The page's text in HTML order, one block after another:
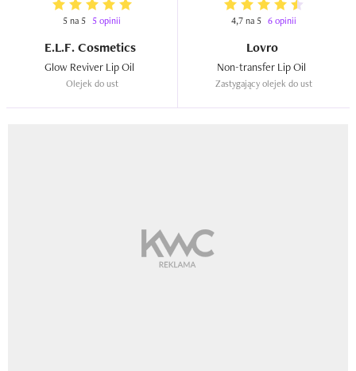
5 na 5 5 opinii
E.L.F. Cosmetics
Olejek do ust
4,7 na 5 6 opinii
Lovro
Zastygający olejek do ust